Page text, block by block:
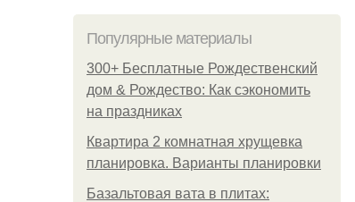
Популярные материалы
300+ Бесплатные Рождественский
дом & Рождество: Как сэкономить
на праздниках
Квартира 2 комнатная хрущевка
планировка. Варианты планировки
Базальтовая вата в плитах: